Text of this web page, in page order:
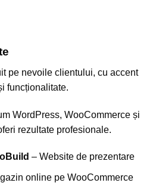
pe nevoile clientului, cu accent
funcționalitate.
WordPress, WooCommerce și
rezultate profesionale.
– Website de prezentare
online pe WooCommerce